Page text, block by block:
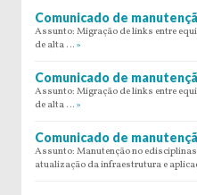
Comunicado de
Assunto: Migração de links entre
de alta … »
Comunicado de
Assunto: Migração de links entre
de alta … »
Comunicado de
Assunto: Manutenção no
atualização da infraestrutura e